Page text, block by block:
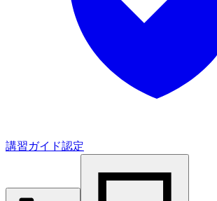
講習ガイド認定